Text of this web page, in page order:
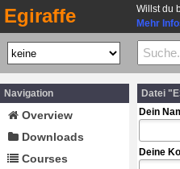
Egiraffe
Willst du
Mehr
Navigation
Overview
Downloads
Courses
Datei
Dein
Deine